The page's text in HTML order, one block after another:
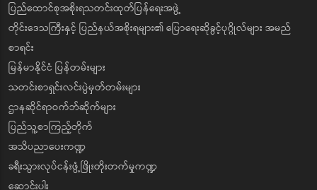
ပြည်ထောင်စုအစိုးရသတင်းထုတ်ပြန်ရေးအဖွဲ့
တိုင်းဒေသကြီးနှင့် ပြည်နယ်အစိုးရများ၏ ပြောရေးဆိုခွင့်ပုဂ္ဂိုလ်များ အမည်
စာရင်း
မြန်မာနိုင်ငံ ပြန်တမ်းများ
သတင်းစာရှင်းလင်းပွဲမှတ်တမ်းများ
ဌာနဆိုင်ရာဝက်ဘ်ဆိုက်များ
ပြည်သူ့စာကြည့်တိုက်
အသိပညာပေးကဏ္ဍ
ခရီးသွားလုပ်ငန်းဖွံ့ဖြိုးတိုးတက်မှုကဏ္ဍ
ဆောင်းပါး